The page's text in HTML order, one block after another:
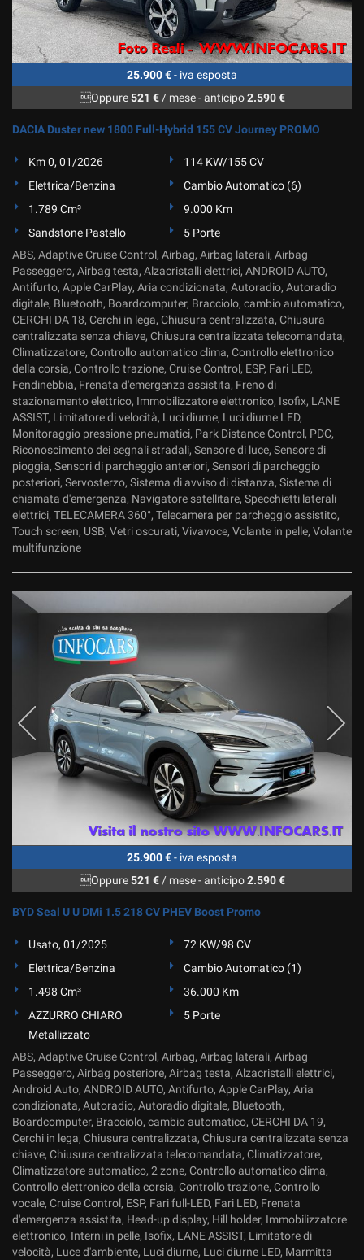
25.900 €- iva esposta
Oppure521 €/ mese-anticipo2.590 €
DACIA Duster new 1800 Full-Hybrid 155 CV Journey PROMO
Km 0, 01/2026
114 KW/155 CV
Elettrica/Benzina
Cambio Automatico (6)
1.789 Cm³
9.000 Km
Sandstone Pastello
5 Porte
ABS, Adaptive Cruise Control, Airbag, Airbag laterali, Airbag
Passeggero, Airbag testa, Alzacristalli elettrici, ANDROID AUTO,
Antifurto, Apple CarPlay, Aria condizionata, Autoradio, Autoradio
digitale, Bluetooth, Boardcomputer, Bracciolo, cambio automatico,
CERCHI DA 18, Cerchi in lega, Chiusura centralizzata, Chiusura
centralizzata senza chiave, Chiusura centralizzata telecomandata,
Climatizzatore, Controllo automatico clima, Controllo elettronico
della corsia, Controllo trazione, Cruise Control, ESP, Fari LED,
Fendinebbia, Frenata d'emergenza assistita, Freno di
stazionamento elettrico, Immobilizzatore elettronico, Isofix, LANE
ASSIST, Limitatore di velocità, Luci diurne, Luci diurne LED,
Monitoraggio pressione pneumatici, Park Distance Control, PDC,
Riconoscimento dei segnali stradali, Sensore di luce, Sensore di
pioggia, Sensori di parcheggio anteriori, Sensori di parcheggio
posteriori, Servosterzo, Sistema di avviso di distanza, Sistema di
chiamata d'emergenza, Navigatore satellitare, Specchietti laterali
elettrici, TELECAMERA 360°, Telecamera per parcheggio assistito,
Touch screen, USB, Vetri oscurati, Vivavoce, Volante in pelle, Volante
multifunzione
25.900 €- iva esposta
Oppure521 €/ mese-anticipo2.590 €
BYD Seal U U DMi 1.5 218 CV PHEV Boost Promo
Usato, 01/2025
72 KW/98 CV
Elettrica/Benzina
Cambio Automatico (1)
1.498 Cm³
36.000 Km
AZZURRO CHIARO
Metallizzato
5 Porte
ABS, Adaptive Cruise Control, Airbag, Airbag laterali, Airbag
Passeggero, Airbag posteriore, Airbag testa, Alzacristalli elettrici,
Android Auto, ANDROID AUTO, Antifurto, Apple CarPlay, Aria
condizionata, Autoradio, Autoradio digitale, Bluetooth,
Boardcomputer, Bracciolo, cambio automatico, CERCHI DA 19,
Cerchi in lega, Chiusura centralizzata, Chiusura centralizzata senza
chiave, Chiusura centralizzata telecomandata, Climatizzatore,
Climatizzatore automatico, 2 zone, Controllo automatico clima,
Controllo elettronico della corsia, Controllo trazione, Controllo
vocale, Cruise Control, ESP, Fari full-LED, Fari LED, Frenata
d'emergenza assistita, Head-up display, Hill holder, Immobilizzatore
elettronico, Interni in pelle, Isofix, LANE ASSIST, Limitatore di
velocità, Luce d'ambiente, Luci diurne, Luci diurne LED, Marmitta